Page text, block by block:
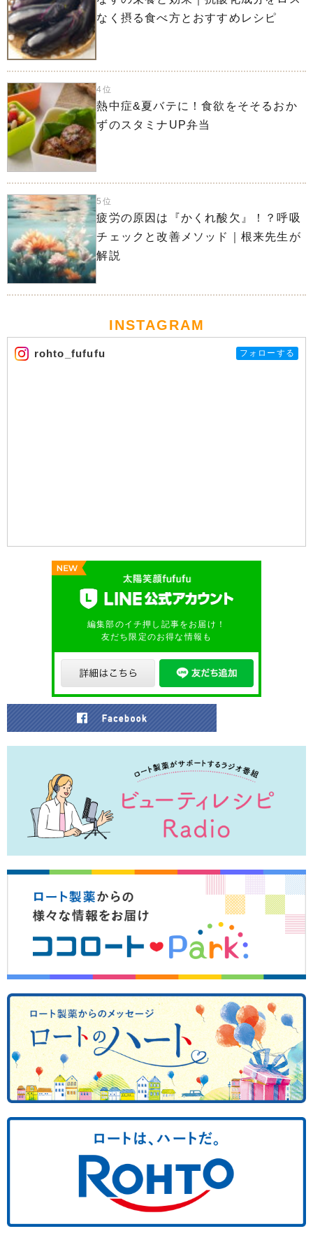
なく摂る食べ方とおすすめレシピ
4位
熱中症&夏バテに！食欲をそそるおか
ずのスタミナUP弁当
5位
疲労の原因は『かくれ酸欠』！？呼吸
チェックと改善メソッド｜根来先生が
解説
INSTAGRAM
rohto_fufufu フォローする
編集部のイチ押し記事をお届け！
友だち限定のお得な情報も